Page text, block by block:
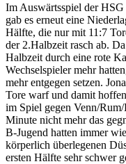
Im Auswärtsspiel der
gab es erneut eine
Hälfte, die nur mit 11:7
der 2.Halbzeit rasch ab.
Halbzeit durch eine rote
Wechselspieler mehr
mehr entgegen setzen.
Tore warf und damit
im Spiel gegen Venn/
Minute nicht mehr das
B-Jugend hatten immer
körperlich überlegenen
ersten Hälfte sehr schwer